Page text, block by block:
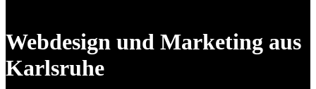
Webdesign und Marketing aus
Karlsruhe